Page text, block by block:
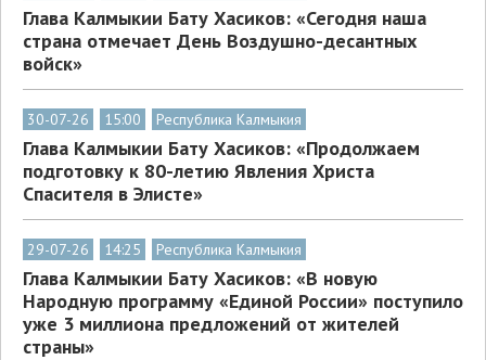
Глава Калмыкии Бату Хасиков: «Сегодня наша
страна отмечает День Воздушно-десантных
войск»
30-07-26 15:00 Республика Калмыкия
Глава Калмыкии Бату Хасиков: «Продолжаем
подготовку к 80-летию Явления Христа
Спасителя в Элисте»
29-07-26 14:25 Республика Калмыкия
Глава Калмыкии Бату Хасиков: «В новую
Народную программу «Единой России» поступило
уже 3 миллиона предложений от жителей
страны»